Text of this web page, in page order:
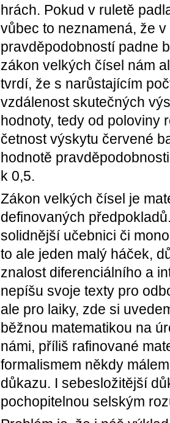
hrách. Pokud v ruletě
vůbec to neznamená, že
pravděpodobností padne
zákon velkých čísel nám
tvrdí, že s narůstajícím
vzdálenost skutečných
hodnoty, tedy od poloviny
četnost výskytu červené
hodnotě
k 0,5.
Zákon velkých čísel je
definovaných
solidnější učebnici či
to ale jeden malý háček,
znalost diferenciálního a
nepíšu svoje texty pro
ale pro laiky, zde si
běžnou matematikou na
námi, příliš rafinované
formalismem někdy
důkazu. I sebesložitější
pochopitelnou selským